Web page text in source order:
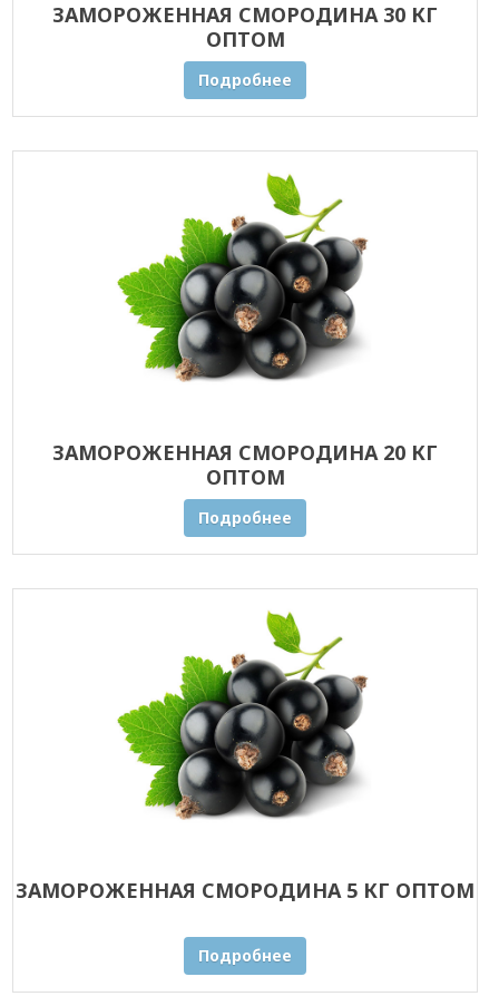
ЗАМОРОЖЕННАЯ СМОРОДИНА 30 КГ
ОПТОМ
Подробнее
ЗАМОРОЖЕННАЯ СМОРОДИНА 20 КГ
ОПТОМ
Подробнее
ЗАМОРОЖЕННАЯ СМОРОДИНА 5 КГ ОПТОМ
Подробнее